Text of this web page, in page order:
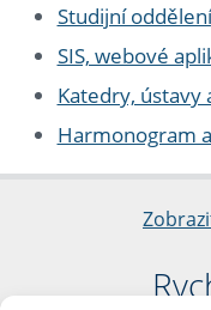
Studijní oddělení
SIS, webové
Katedry, ústavy
Harmonogram